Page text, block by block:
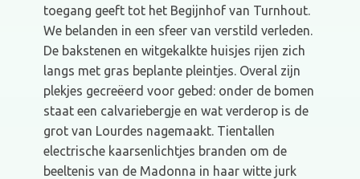
toegang geeft tot het Begijnhof van Turnhout.
We belanden in een sfeer van verstild verleden.
De bakstenen en witgekalkte huisjes rijen zich
langs met gras beplante pleintjes. Overal zijn
plekjes gecreëerd voor gebed: onder de bomen
staat een calvariebergje en wat verderop is de
grot van Lourdes nagemaakt. Tientallen
electrische kaarsenlichtjes branden om de
beeltenis van de Madonna in haar witte jurk